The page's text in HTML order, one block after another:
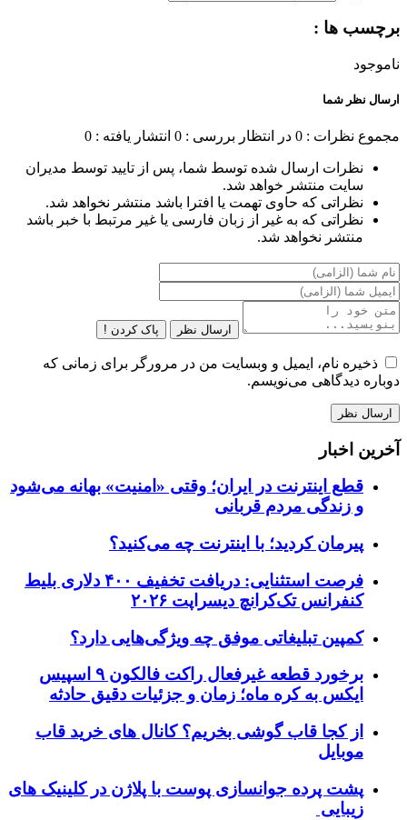
برچسب ها :
ناموجود
ارسال نظر شما
مجموع نظرات : 0 در انتظار بررسی : 0 انتشار یافته : 0
نظرات ارسال شده توسط شما، پس از تایید توسط مدیران
سایت منتشر خواهد شد.
نظراتی که حاوی تهمت یا افترا باشد منتشر نخواهد شد.
نظراتی که به غیر از زبان فارسی یا غیر مرتبط با خبر باشد
منتشر نخواهد شد.
ارسال نظر پاک کردن !
ذخیره نام، ایمیل و وبسایت من در مرورگر برای زمانی که
دوباره دیدگاهی می‌نویسم.
آخرین اخبار
قطع اینترنت در ایران؛ وقتی «امنیت» بهانه می‌شود
و زندگی مردم قربانی
پیرمان کردید؛ با اینترنت چه می‌کنید؟
فرصت استثنایی: دریافت تخفیف ۴۰۰ دلاری بلیط
کنفرانس تک‌کرانچ دیسراپت ۲۰۲۶
کمپین تبلیغاتی موفق چه ویژگی‌هایی دارد؟
برخورد قطعه غیرفعال راکت فالکون ۹ اسپیس
ایکس به کره ماه؛ زمان و جزئیات دقیق حادثه
از کجا قاب گوشی بخریم؟ کانال های خرید قاب
موبایل
پشت پرده جوانسازی پوست با پلاژن در کلینیک های
زیبایی